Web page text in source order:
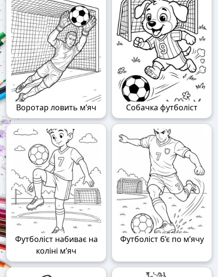
Воротар ловить м’яч Собачка футболіст
Футболіст набиває на
коліні м’яч
Футболіст б’є по м’ячу